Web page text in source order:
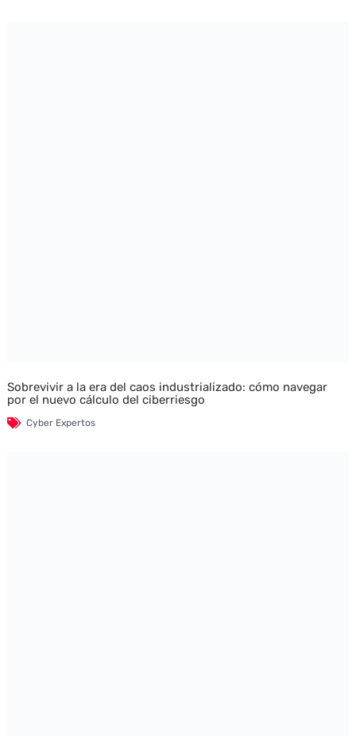
Sobrevivir a la era del caos industrializado: cómo navegar
por el nuevo cálculo del ciberriesgo
Cyber Expertos